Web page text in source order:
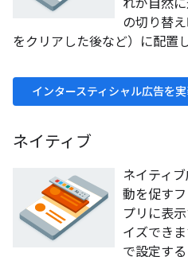
れが自然
の切り替
をクリアした後など）に配置し
インタースティシャル広告を
ネイティブ
ネイティ
動を促す
プリに表
イズでき
で設定す